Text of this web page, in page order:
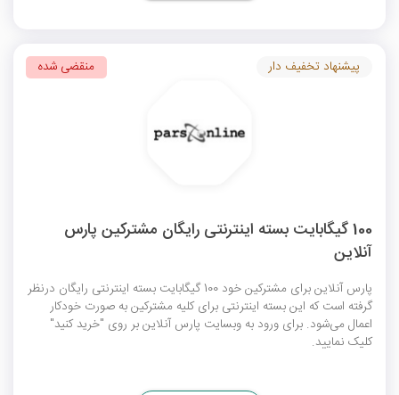
100 گیگابایت بسته اینترنتی رایگان مشترکین پارس
آنلاین
پارس آنلاین برای مشترکین خود 100 گیگابایت بسته اینترنتی رایگان درنظر
گرفته است که این بسته اینترنتی برای کلیه مشترکین به صورت خودکار
اعمال می‌شود. برای ورود به وبسایت پارس آنلاین بر روی "خرید کنید"
کلیک نمایید.
پیشنهاد تخفیف دار منقضی شده